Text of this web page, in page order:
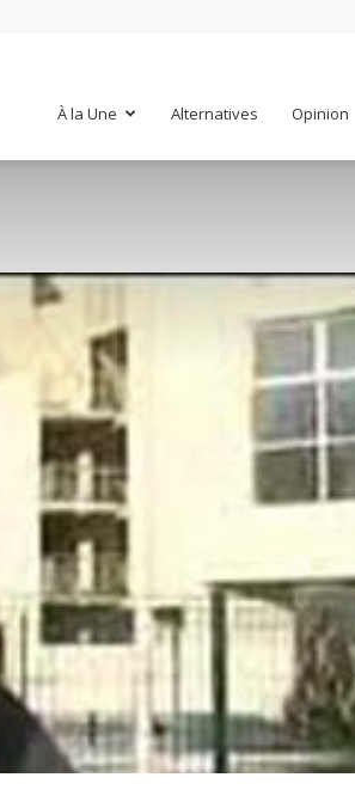
À la Une Alternatives Opinion